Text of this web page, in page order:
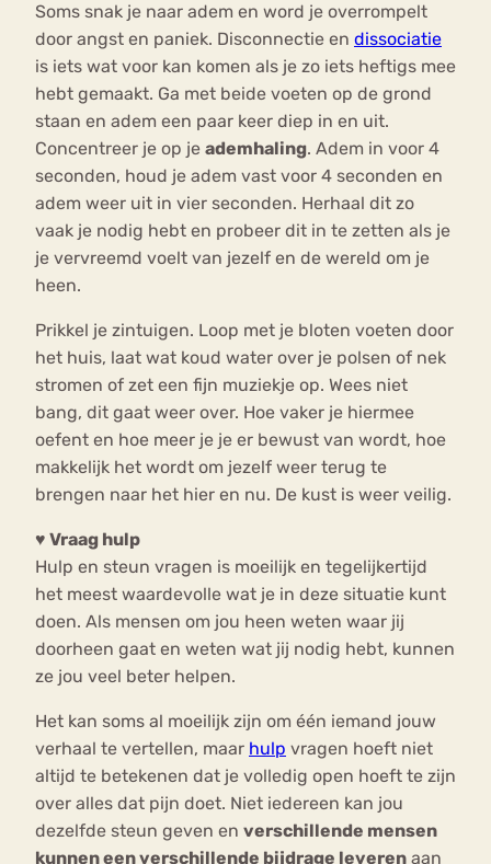
Soms snak je naar adem en word je overrompelt
door angst en paniek. Disconnectie en dissociatie
is iets wat voor kan komen als je zo iets heftigs mee
hebt gemaakt. Ga met beide voeten op de grond
staan en adem een paar keer diep in en uit.
Concentreer je op je ademhaling. Adem in voor 4
seconden, houd je adem vast voor 4 seconden en
adem weer uit in vier seconden. Herhaal dit zo
vaak je nodig hebt en probeer dit in te zetten als je
je vervreemd voelt van jezelf en de wereld om je
heen.
Prikkel je zintuigen. Loop met je bloten voeten door
het huis, laat wat koud water over je polsen of nek
stromen of zet een fijn muziekje op. Wees niet
bang, dit gaat weer over. Hoe vaker je hiermee
oefent en hoe meer je je er bewust van wordt, hoe
makkelijk het wordt om jezelf weer terug te
brengen naar het hier en nu. De kust is weer veilig.
♥ Vraag hulp
Hulp en steun vragen is moeilijk en tegelijkertijd
het meest waardevolle wat je in deze situatie kunt
doen. Als mensen om jou heen weten waar jij
doorheen gaat en weten wat jij nodig hebt, kunnen
ze jou veel beter helpen.
Het kan soms al moeilijk zijn om één iemand jouw
verhaal te vertellen, maar hulp vragen hoeft niet
altijd te betekenen dat je volledig open hoeft te zijn
over alles dat pijn doet. Niet iedereen kan jou
dezelfde steun geven en verschillende mensen
kunnen een verschillende bijdrage leveren aan